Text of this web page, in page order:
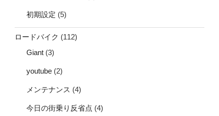
初期設定 (5)
ロードバイク (112)
Giant (3)
youtube (2)
メンテナンス (4)
今日の街乗り反省点 (4)